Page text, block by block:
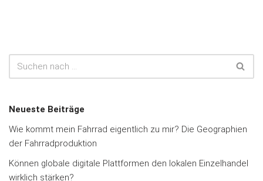
Neueste Beiträge
Wie kommt mein Fahrrad eigentlich zu mir? Die Geographien
der Fahrradproduktion
Können globale digitale Plattformen den lokalen Einzelhandel
wirklich stärken?